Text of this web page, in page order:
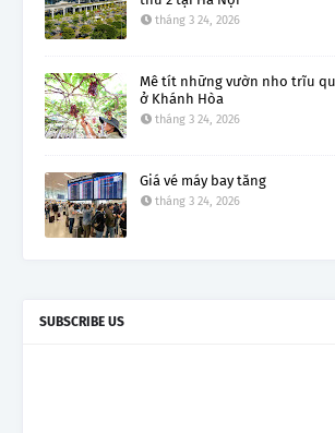
tháng 3 24, 2026
Mê tít những vườn nho trĩu
ở Khánh Hòa
tháng 3 24, 2026
Giá vé máy bay tăng
tháng 3 24, 2026
SUBSCRIBE US